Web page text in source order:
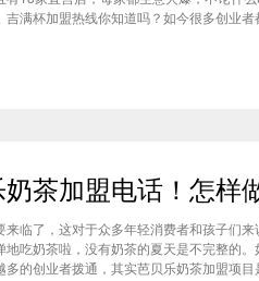
吉满杯加盟热线你知道吗？如今很多创业
符合女性消费者的所有喜好。这个品牌怎么
来临了，这对于众多年轻消费者和孩子们来
地吃奶茶啦，没有奶茶的夏天是不完整的
多的创业者拨通，其实芭贝乐奶茶加盟项目